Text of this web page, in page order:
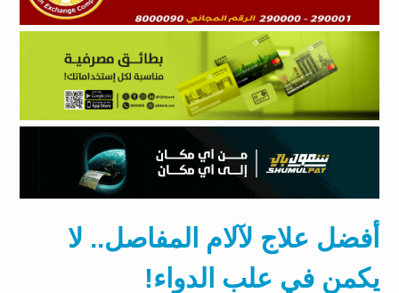
أفضل علاج لآلام المفاصل.. لا
يكمن في علب الدواء!